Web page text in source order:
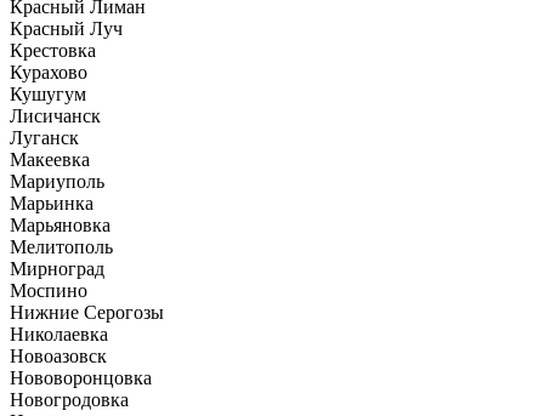
Красный Лиман
Красный Луч
Крестовка
Курахово
Кушугум
Лисичанск
Луганск
Макеевка
Мариуполь
Марьинка
Марьяновка
Мелитополь
Мирноград
Моспино
Нижние Серогозы
Николаевка
Новоазовск
Нововоронцовка
Новогродовка